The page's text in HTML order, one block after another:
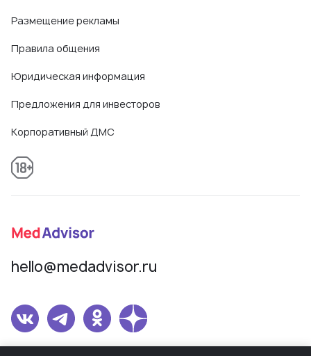
Размещение рекламы
Правила общения
Юридическая информация
Предложения для инвесторов
Корпоративный ДМС
hello@medadvisor.ru